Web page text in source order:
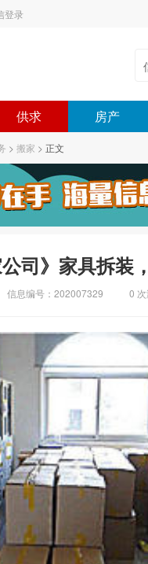
登录
供求 房产
> 搬家 > 正文
公司》家具拆装
信息编号：202007329 0